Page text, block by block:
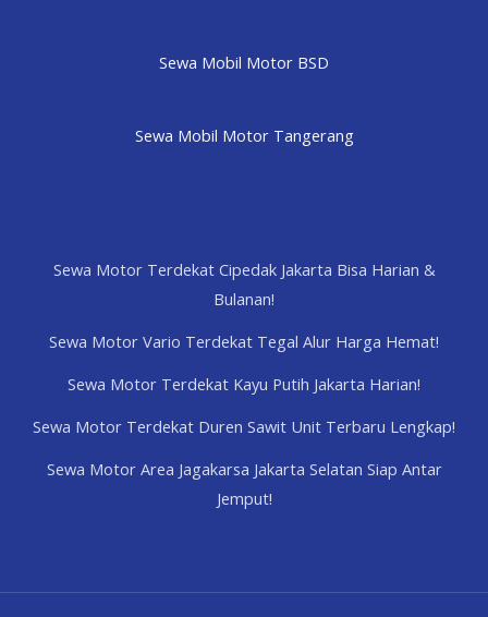
Sewa Mobil Motor BSD
Sewa Mobil Motor Tangerang
Sewa Motor Terdekat Cipedak Jakarta Bisa Harian &
Bulanan!
Sewa Motor Vario Terdekat Tegal Alur Harga Hemat!
Sewa Motor Terdekat Kayu Putih Jakarta Harian!
Sewa Motor Terdekat Duren Sawit Unit Terbaru Lengkap!
Sewa Motor Area Jagakarsa Jakarta Selatan Siap Antar
Jemput!